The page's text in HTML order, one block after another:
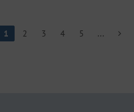
1 2 3 4 5 ...